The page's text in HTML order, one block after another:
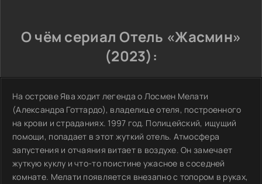
О чём сериал Отель «Жасмин»
(2023):
На острове Ява ходит легенда о Лосмен Мелати
(Александра Готтардо), владелице отеля, построенного
на крови и страданиях. 1997 год. Полицейский, ищущий
помощи, попадает в этот жуткий отель. Атмосфера
запустения и отчаяния витает в воздухе. Он замечает
жуткую куклу и что-то поистине ужасное в соседней
комнате. Мелати появляется внезапно с топором в руках,